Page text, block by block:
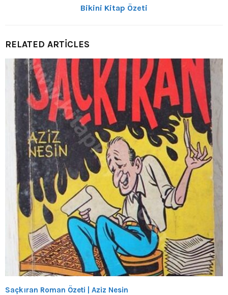
Bikini Kitap Özeti
RELATED ARTICLES
Saçkıran Roman Özeti | Aziz Nesin